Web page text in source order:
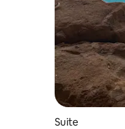
Suite